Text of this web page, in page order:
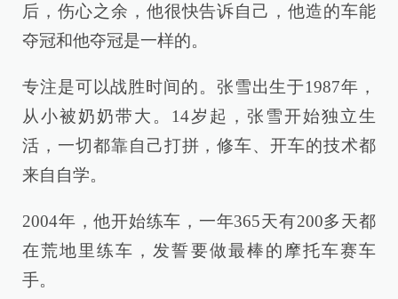
后，伤心之余，他很快告诉自己，他造的车能
夺冠和他夺冠是一样的。
专注是可以战胜时间的。张雪出生于1987年，
从小被奶奶带大。14岁起，张雪开始独立生
活，一切都靠自己打拼，修车、开车的技术都
来自自学。
2004年，他开始练车，一年365天有200多天都
在荒地里练车，发誓要做最棒的摩托车赛车
手。